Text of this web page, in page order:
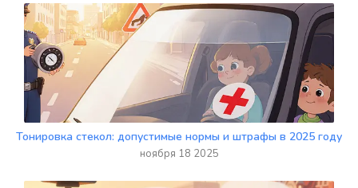
Тонировка стекол: допустимые нормы и штрафы в 2025 году
ноября 18 2025